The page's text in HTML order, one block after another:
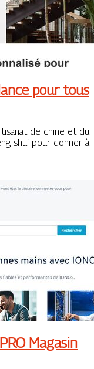
pour tous
de chine et du
shui pour donner à
Magasin